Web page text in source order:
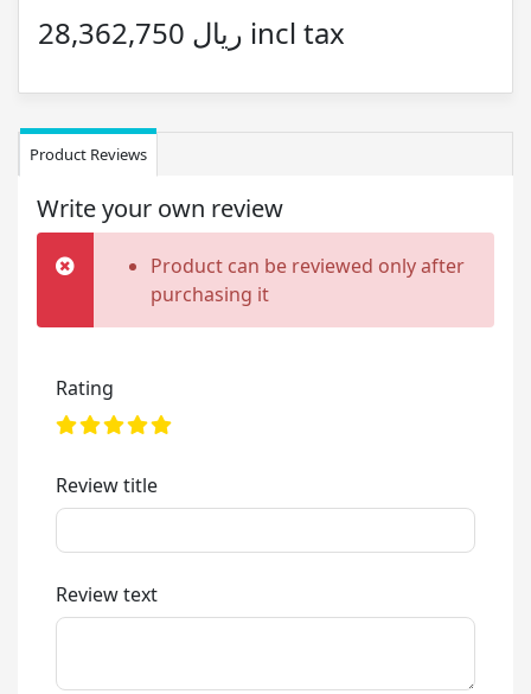
28,362,750 ریال incl tax
Product Reviews
Write your own review
Product can be reviewed only after
purchasing it
Rating
Review title
Review text